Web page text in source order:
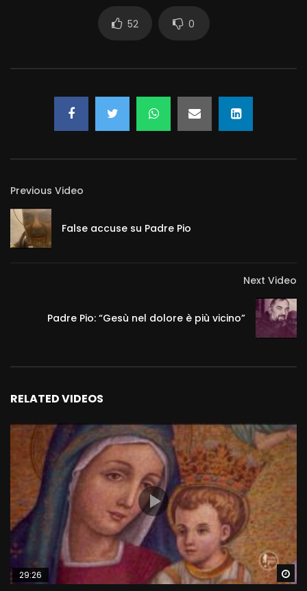
52 0
Previous Video
False accuse su Padre Pio
Next Video
Padre Pio: “Gesù nel dolore è più vicino”
RELATED VIDEOS
29:26